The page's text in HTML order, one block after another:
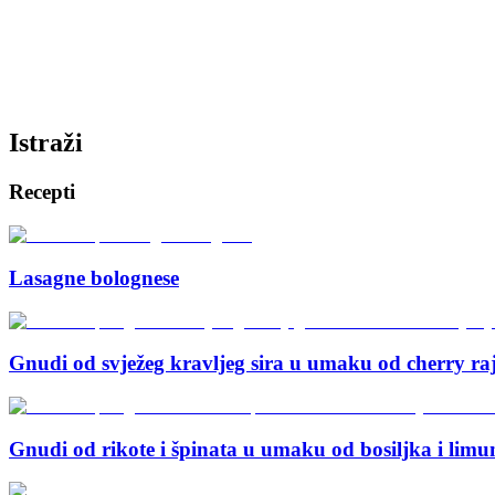
Istraži
Recepti
Lasagne bolognese
Gnudi od svježeg kravljeg sira u umaku od cherry
Gnudi od rikote i špinata u umaku od bosiljka i